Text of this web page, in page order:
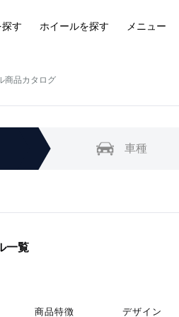
探す ホイールを探す メニュー
商品カタログ
車種
一覧
商品特徴 デザイン